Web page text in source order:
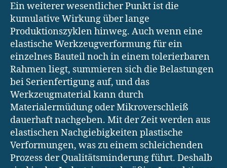
Ein weiterer wesentlicher Punkt ist die
kumulative Wirkung über lange
Produktionszyklen hinweg. Auch wenn eine
elastische Werkzeugverformung für ein
einzelnes Bauteil noch in einem tolerierbaren
Rahmen liegt, summieren sich die Belastungen
bei Serienfertigung auf, und das
Werkzeugmaterial kann durch
Materialermüdung oder Mikroverschleiß
dauerhaft nachgeben. Mit der Zeit werden aus
elastischen Nachgiebigkeiten plastische
Verformungen, was zu einem schleichenden
Prozess der Qualitätsminderung führt. Deshalb